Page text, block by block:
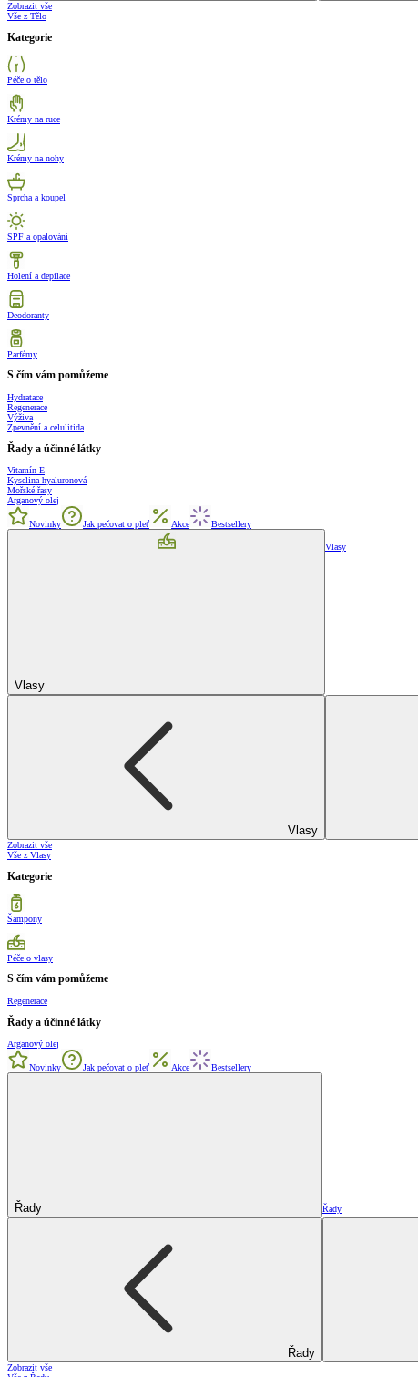
Zobrazit vše
Vše z Tělo
Kategorie
Péče o tělo
Krémy na ruce
Krémy na nohy
Sprcha a koupel
SPF a opalování
Holení a depilace
Deodoranty
Parfémy
S čím vám pomůžeme
Hydratace
Regenerace
Výživa
Zpevnění a celulitida
Řady a účinné látky
Vitamín E
Kyselina hyaluronová
Mořské řasy
Arganový olej
Novinky Jak pečovat o pleť Akce Bestsellery
Vlasy
Vlasy
Vlasy
Zobrazit vše
Vše z Vlasy
Kategorie
Šampony
Péče o vlasy
S čím vám pomůžeme
Regenerace
Řady a účinné látky
Arganový olej
Novinky Jak pečovat o pleť Akce Bestsellery
Řady Řady
Řady
Zobrazit vše